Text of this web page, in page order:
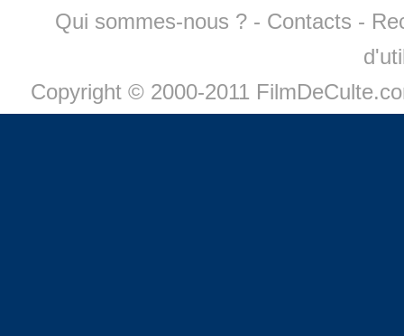
Qui sommes-nous ? - Contacts -
Copyright © 2000-2011